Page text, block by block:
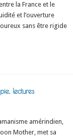
la France et le
et l’ouverture
sans être rigide
lectures
amérindien,
Mother, met sa